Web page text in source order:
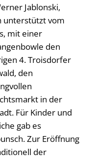
Jablonski,
unterstützt vom
mit einer
den
4. Troisdorfer
den
in der
Für Kinder und
gab es
Zur Eröffnung
der